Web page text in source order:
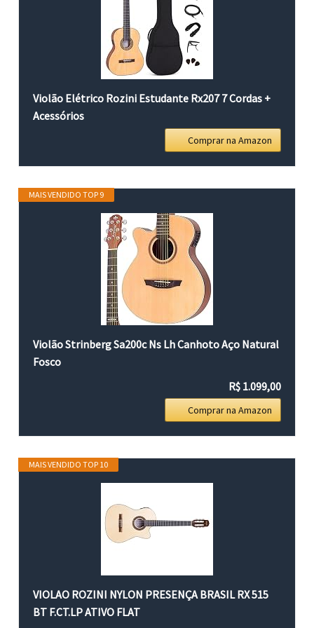
Violão Elétrico Rozini Estudante Rx207 7 Cordas +
Acessórios
Comprar na Amazon
MAIS VENDIDO TOP 9
Violão Strinberg Sa200c Ns Lh Canhoto Aço Natural
Fosco
R$ 1.099,00
Comprar na Amazon
MAIS VENDIDO TOP 10
VIOLAO ROZINI NYLON PRESENÇA BRASIL RX 515
BT F.CT.LP ATIVO FLAT